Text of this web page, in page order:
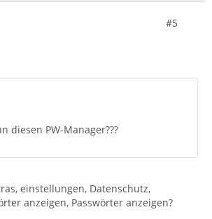
#5
diesen PW-Manager???
einstellungen, Datenschutz,
anzeigen, Passwörter anzeigen?